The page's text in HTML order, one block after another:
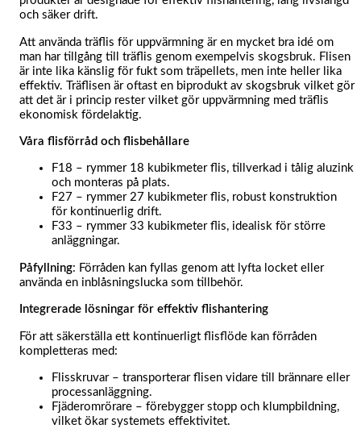
och säker drift.
Att använda träflis för uppvärmning är en mycket bra idé om
man har tillgång till träflis genom exempelvis skogsbruk. Flisen
är inte lika känslig för fukt som träpellets, men inte heller lika
effektiv. Träflisen är oftast en biprodukt av skogsbruk vilket gör
att det är i princip rester vilket gör uppvärmning med träflis
ekonomisk fördelaktig.
Våra flisförråd och flisbehållare
F18 – rymmer 18 kubikmeter flis, tillverkad i tålig aluzink
och monteras på plats.
F27 – rymmer 27 kubikmeter flis, robust konstruktion
för kontinuerlig drift.
F33 – rymmer 33 kubikmeter flis, idealisk för större
anläggningar.
Påfyllning: Förråden kan fyllas genom att lyfta locket eller
använda en inblåsningslucka som tillbehör.
Integrerade lösningar för effektiv flishantering
För att säkerställa ett kontinuerligt flisflöde kan förråden
kompletteras med:
Flisskruvar – transporterar flisen vidare till brännare eller
processanläggning.
Fjäderomrörare – förebygger stopp och klumpbildning,
vilket ökar systemets effektivitet.